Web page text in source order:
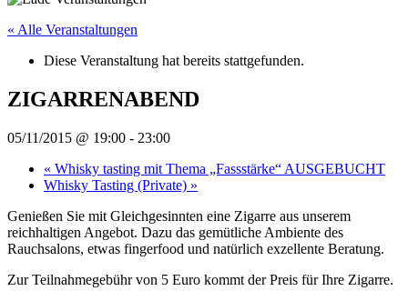
« Alle Veranstaltungen
Diese Veranstaltung hat bereits stattgefunden.
ZIGARRENABEND
05/11/2015 @ 19:00 - 23:00
« Whisky tasting mit Thema „Fassstärke“ AUSGEBUCHT
Whisky Tasting (Private) »
Genießen Sie mit Gleichgesinnten eine Zigarre aus unserem
reichhaltigen Angebot. Dazu das gemütliche Ambiente des
Rauchsalons, etwas fingerfood und natürlich exzellente Beratung.
Zur Teilnahmegebühr von 5 Euro kommt der Preis für Ihre Zigarre.